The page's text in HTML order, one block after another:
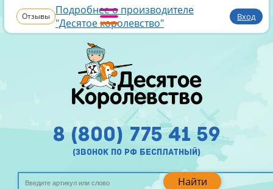
Отзывы Подробнее о производителе
"Десятое королевство"
Вход
Найти
8 (800) 775 41 59
(звонок по рф бесплатный)